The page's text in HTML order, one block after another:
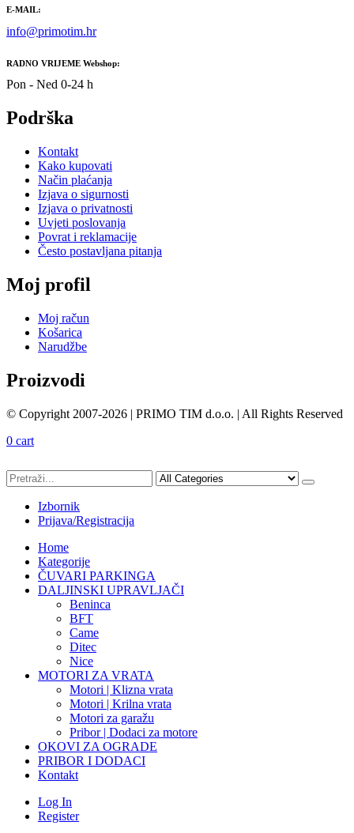
E-MAIL:
info@primotim.hr
RADNO VRIJEME Webshop:
Pon - Ned 0-24 h
Podrška
Kontakt
Kako kupovati
Način plaćanja
Izjava o sigurnosti
Izjava o privatnosti
Uvjeti poslovanja
Povrat i reklamacije
Često postavljana pitanja
Moj profil
Moj račun
Košarica
Narudžbe
Proizvodi
© Copyright 2007-2026 | PRIMO TIM d.o.o. | All Rights Reserved
0 cart
Izbornik
Prijava/Registracija
Home
Kategorije
ČUVARI PARKINGA
DALJINSKI UPRAVLJAČI
Beninca
BFT
Came
Ditec
Nice
MOTORI ZA VRATA
Motori | Klizna vrata
Motori | Krilna vrata
Motori za garažu
Pribor | Dodaci za motore
OKOVI ZA OGRADE
PRIBOR I DODACI
Kontakt
Log In
Register